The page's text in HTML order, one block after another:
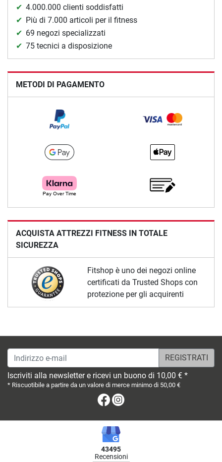
4.000.000 clienti soddisfatti
Più di 7.000 articoli per il fitness
69 negozi specializzati
75 tecnici a disposizione
METODI DI PAGAMENTO
ACQUISTA ATTREZZI FITNESS IN TOTALE
SICUREZZA
Fitshop è uno dei negozi online
certificati da Trusted Shops con
protezione per gli acquirenti
Indirizzo e-mail
Iscriviti alla newsletter e ricevi un buono di 10,00 € *
* Riscuotibile a partire da un valore di merce minimo di 50,00 €
Facebook
43495
Recensioni